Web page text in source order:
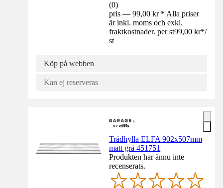
(0)
pris — 99,00 kr * Alla priser
är inkl. moms och exkl.
fraktkostnader. per st99,00 kr*/
st
Köp på webben
Kan ej reserveras
Trådhylla ELFA 902x507mm
matt grå 451751
Produkten har ännu inte
recenserats.